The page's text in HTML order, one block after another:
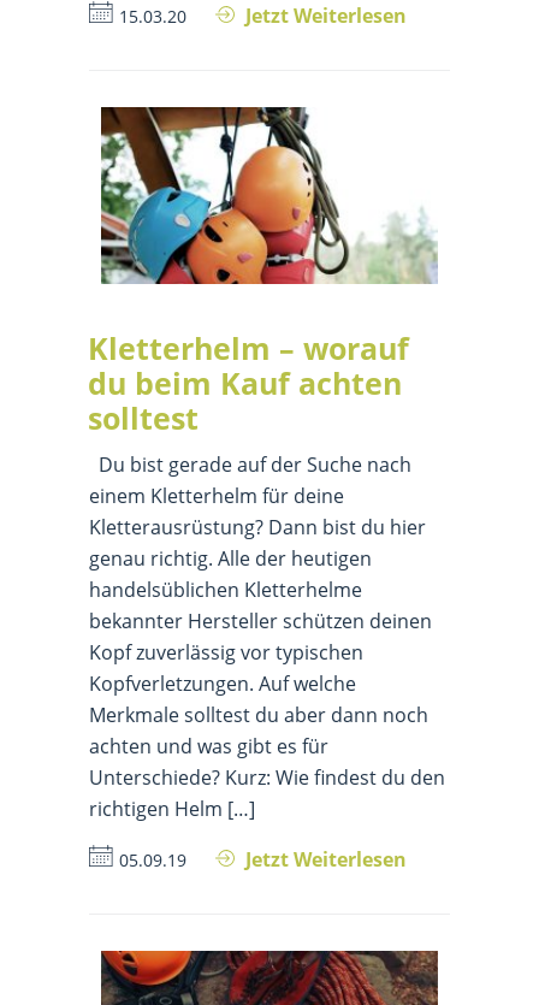
15.03.20 Jetzt Weiterlesen
Kletterhelm – worauf
du beim Kauf achten
solltest
Du bist gerade auf der Suche nach
einem Kletterhelm für deine
Kletterausrüstung? Dann bist du hier
genau richtig. Alle der heutigen
handelsüblichen Kletterhelme
bekannter Hersteller schützen deinen
Kopf zuverlässig vor typischen
Kopfverletzungen. Auf welche
Merkmale solltest du aber dann noch
achten und was gibt es für
Unterschiede? Kurz: Wie findest du den
richtigen Helm […]
05.09.19 Jetzt Weiterlesen